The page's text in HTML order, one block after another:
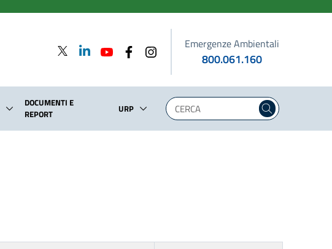
Emergenze Ambientali
800.061.160
DOCUMENTI E
REPORT
URP